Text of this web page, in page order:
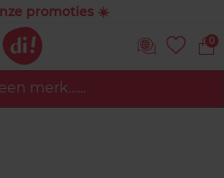
promoties ☀️
0
merk…...